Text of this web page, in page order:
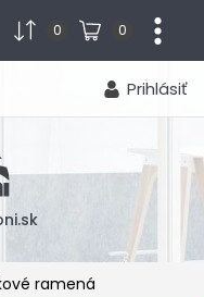
Prihlásiť
0 0
ramená